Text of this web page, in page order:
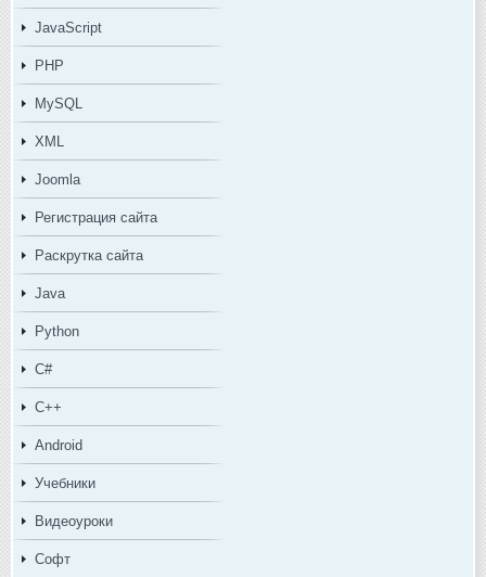
JavaScript
PHP
MySQL
XML
Joomla
Регистрация сайта
Раскрутка сайта
Java
Python
C#
C++
Android
Учебники
Видеоуроки
Софт